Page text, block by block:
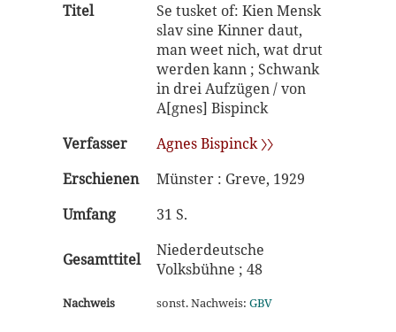
Titel
Se tusket of: Kien Mensk
slav sine Kinner daut,
man weet nich, wat drut
werden kann ; Schwank
in drei Aufzügen / von
A[gnes] Bispinck
Verfasser
Agnes Bispinck 〉〉
Erschienen
Münster : Greve, 1929
Umfang
31 S.
Gesamttitel
Niederdeutsche
Volksbühne ; 48
Nachweis sonst. Nachweis: GBV